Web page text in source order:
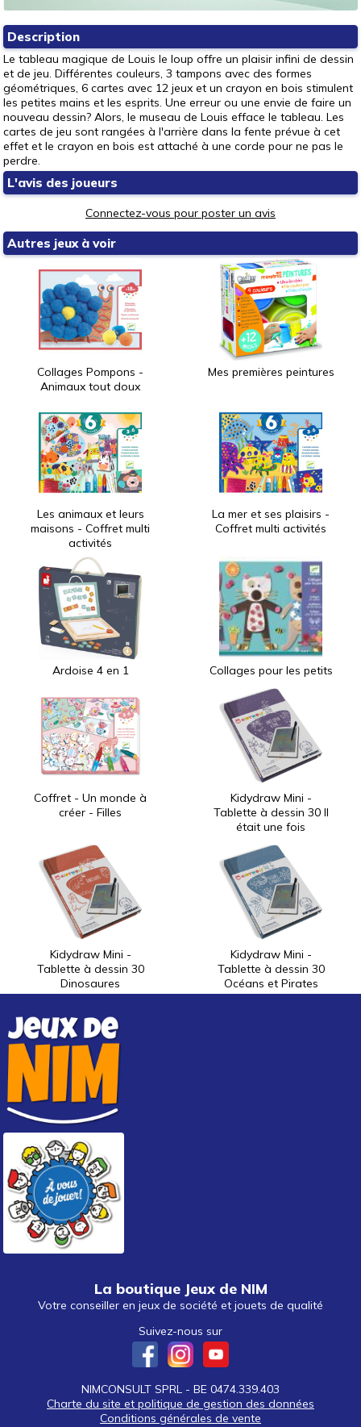
Description
Le tableau magique de Louis le loup offre un plaisir infini de dessin
et de jeu. Différentes couleurs, 3 tampons avec des formes
géométriques, 6 cartes avec 12 jeux et un crayon en bois stimulent
les petites mains et les esprits. Une erreur ou une envie de faire un
nouveau dessin? Alors, le museau de Louis efface le tableau. Les
cartes de jeu sont rangées à l'arrière dans la fente prévue à cet
effet et le crayon en bois est attaché à une corde pour ne pas le
perdre.
L'avis des joueurs
Connectez-vous pour poster un avis
Autres jeux à voir
Collages Pompons -
Animaux tout doux
Mes premières peintures
Les animaux et leurs
maisons - Coffret multi
activités
La mer et ses plaisirs -
Coffret multi activités
Ardoise 4 en 1 Collages pour les petits
Coffret - Un monde à
créer - Filles
Kidydraw Mini -
Tablette à dessin 30 Il
était une fois
Kidydraw Mini -
Tablette à dessin 30
Dinosaures
Kidydraw Mini -
Tablette à dessin 30
Océans et Pirates
La boutique Jeux de NIM
Votre conseiller en jeux de société et jouets de qualité
Suivez-nous sur
NIMCONSULT SPRL - BE 0474.339.403
Charte du site et politique de gestion des données
Conditions générales de vente